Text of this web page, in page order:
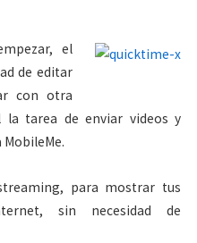
el
de editar
con otra
la tarea de enviar videos y
para mostrar tus
sin necesidad de